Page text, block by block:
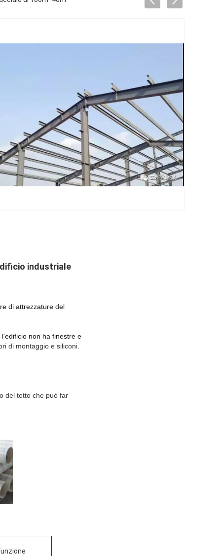
industriale
di attrezzature del
l'edificio non ha finestre e
di montaggio e siliconi.
del tetto che può far